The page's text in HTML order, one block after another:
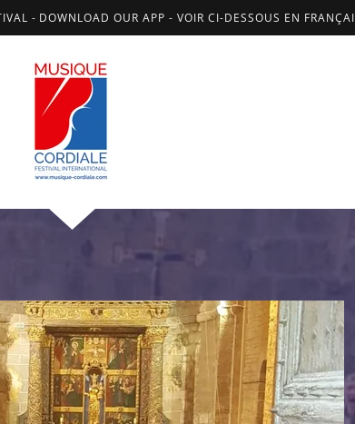
- DOWNLOAD OUR APP - VOIR CI-DESSOUS EN FRANÇAI